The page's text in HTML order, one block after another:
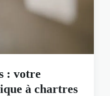
: votre
à chartres